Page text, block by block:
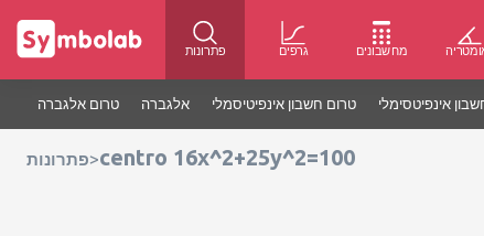
פתרונות גרפים מחשבונים
טרום אלגברה אלגברה טרום חשבון אינפיטיסמלי אינפיטסימלי
פתרונות>centro 16x^2+25y^2=100